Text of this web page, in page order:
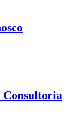
Consultoria